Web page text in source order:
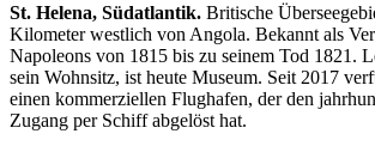
St. Helena, Südatlantik. Britische
Kilometer westlich von Angola. Bekannt als
Napoleons von 1815 bis zu seinem Tod 1821.
sein Wohnsitz, ist heute Museum. Seit 2017
einen kommerziellen Flughafen, der den
Zugang per Schiff abgelöst hat.